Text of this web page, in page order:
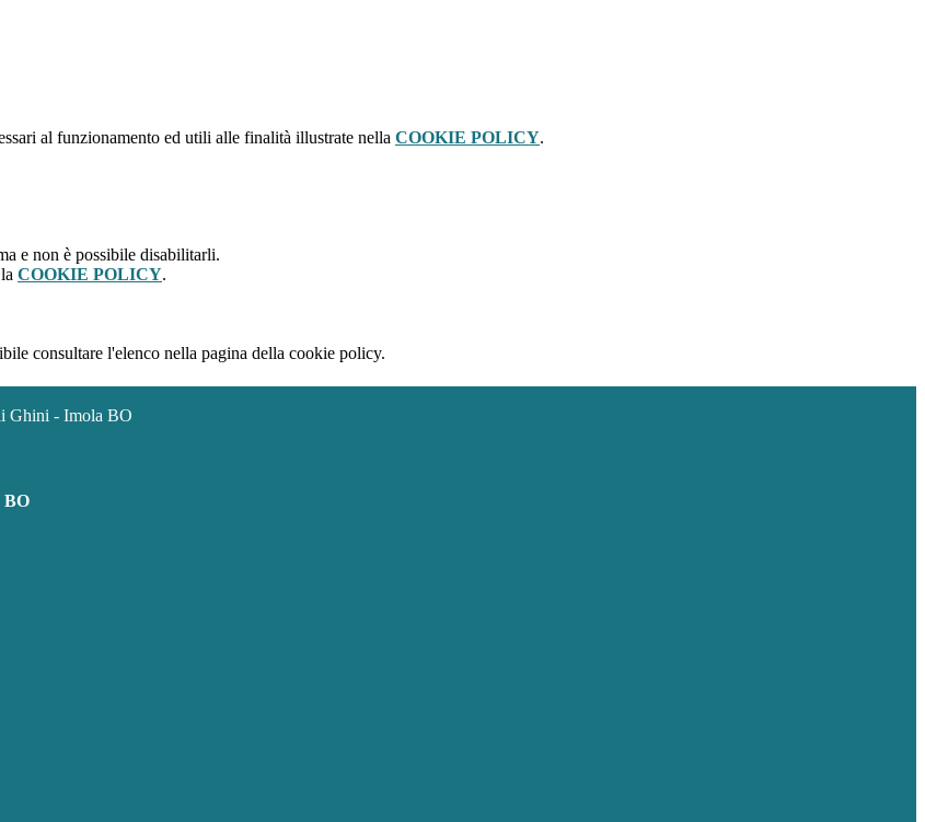
al funzionamento ed utili alle finalità illustrate nella COOKIE POLICY.
e non è possibile disabilitarli.
COOKIE POLICY.
consultare l'elenco nella pagina della cookie policy.
Ghini - Imola BO
BO